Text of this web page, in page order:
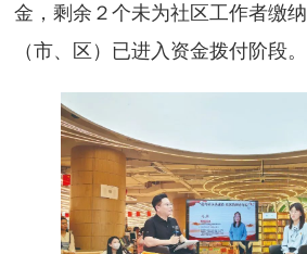
金，剩余２个未为社区工作者缴
（市、区）已进入资金拨付阶段。